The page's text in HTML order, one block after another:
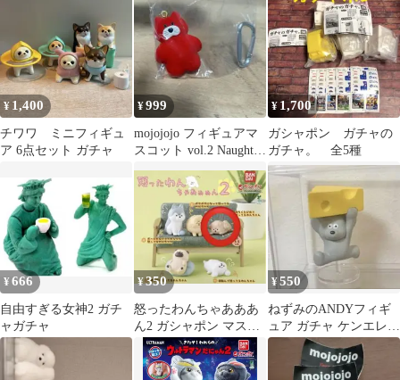
ャ
¥ 1,400
チワワ ミニフィギュ
ア 6点セット ガチャ
¥999
mojojojo フィギュアマ
スコット vol.2 Naughty
¥ 1,700
ガシャポン ガチャの
ガチャ。 全5種
¥666
自由すぎる女神2 ガチ
ャガチャ
¥350
怒ったわんちゃあああ
ん2 ガシャポン マスコ
ットフィギュア
¥550
ねずみのANDYフィギ
ュア ガチャ ケンエレフ
ァント